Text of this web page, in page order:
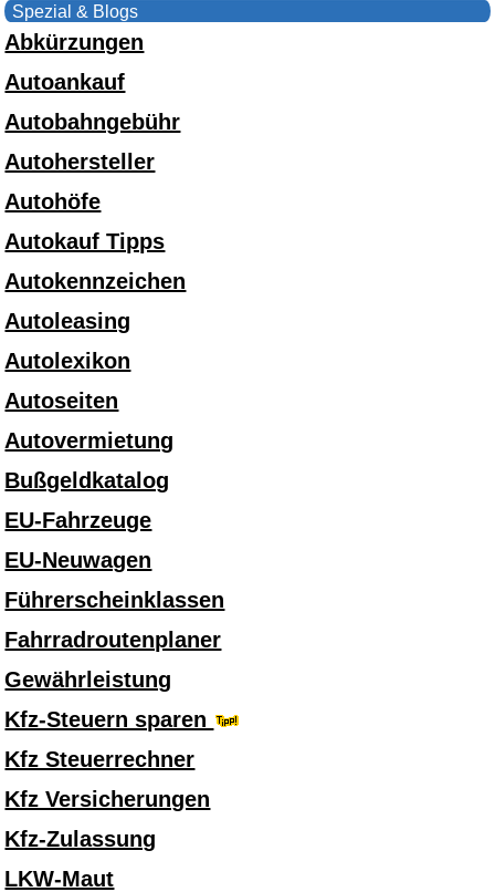
Spezial & Blogs
Abkürzungen
Autoankauf
Autobahngebühr
Autohersteller
Autohöfe
Autokauf Tipps
Autokennzeichen
Autoleasing
Autolexikon
Autoseiten
Autovermietung
Bußgeldkatalog
EU-Fahrzeuge
EU-Neuwagen
Führerscheinklassen
Fahrradroutenplaner
Gewährleistung
Kfz-Steuern sparen
Kfz Steuerrechner
Kfz Versicherungen
Kfz-Zulassung
LKW-Maut